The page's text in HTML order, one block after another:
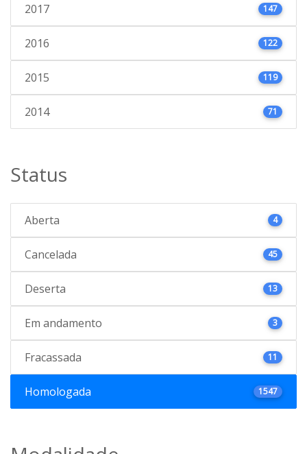
2017 147
2016 122
2015 119
2014 71
Status
Aberta 4
Cancelada 45
Deserta 13
Em andamento 3
Fracassada 11
Homologada 1547